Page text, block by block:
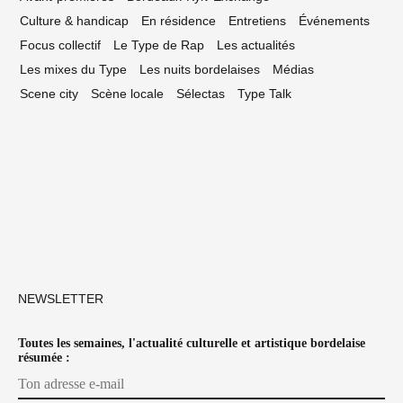
Culture & handicap
En résidence Entretiens
Événements
Focus collectif
Le Type de Rap
Les actualités
Les mixes du Type
Les nuits bordelaises
Médias
Scene city
Scène locale Sélectas Type Talk
NEWSLETTER
Toutes les semaines, l'actualité culturelle et artistique bordelaise
résumée :